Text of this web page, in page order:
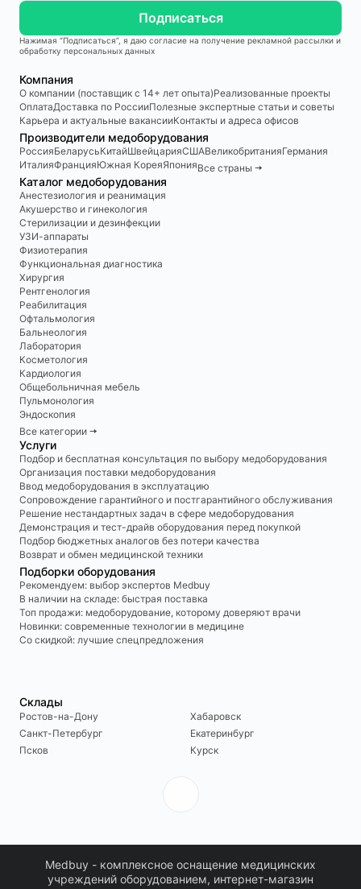
Подписаться
Нажимая “Подписаться”, я даю согласие на получение рекламной рассылки и
обработку персональных данных
Компания
О компании (поставщик с 14+ лет опыта)Реализованные проекты
ОплатаДоставка по РоссииПолезные экспертные статьи и советы
Карьера и актуальные вакансииКонтакты и адреса офисов
Производители медоборудования
РоссияБеларусьКитайШвейцарияСШАВеликобританияГермания
ИталияФранцияЮжная КореяЯпонияВсе страны 🠆
Каталог медоборудования
Анестезиология и реанимация
Акушерство и гинекология
Стерилизации и дезинфекции
УЗИ-аппараты
Физиотерапия
Функциональная диагностика
Хирургия
Рентгенология
Реабилитация
Офтальмология
Бальнеология
Лаборатория
Косметология
Кардиология
Общебольничная мебель
Пульмонология
Эндоскопия
Все категории 🠆
Услуги
Подбор и бесплатная консультация по выбору медоборудования
Организация поставки медоборудования
Ввод медоборудования в эксплуатацию
Сопровождение гарантийного и постгарантийного обслуживания
Решение нестандартных задач в сфере медоборудования
Демонстрация и тест-драйв оборудования перед покупкой
Подбор бюджетных аналогов без потери качества
Возврат и обмен медицинской техники
Подборки оборудования
Рекомендуем: выбор экспертов Medbuy
В наличии на складе: быстрая поставка
Топ продажи: медоборудование, которому доверяют врачи
Новинки: современные технологии в медицине
Со скидкой: лучшие спецпредложения
Склады
Ростов-на-Дону
Санкт-Петербург
Псков
Хабаровск
Екатеринбург
Курск
Medbuy - комплексное оснащение медицинских
учреждений оборудованием, интернет-магазин